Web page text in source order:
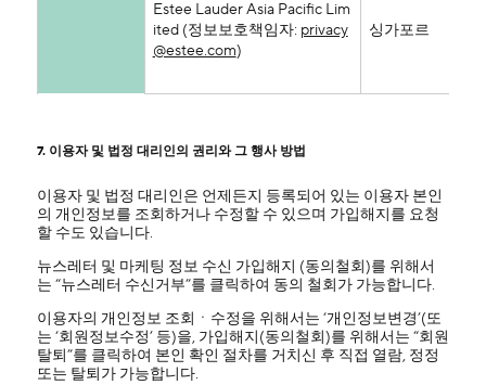
Estee Lauder Asia Pacific Lim
ited (정보보호책임자: privacy
@estee.com)
싱가포르
7. 이용자 및 법정 대리인의 권리와 그 행사 방법
이용자 및 법정 대리인은 언제든지 등록되어 있는 이용자 본인
의 개인정보를 조회하거나 수정할 수 있으며 가입해지를 요청
할 수도 있습니다.
뉴스레터 및 마케팅 정보 수신 가입해지 (동의철회)를 위해서
는 “뉴스레터 수신거부”를 클릭하여 동의 철회가 가능합니다.
이용자의 개인정보 조회ㆍ수정을 위해서는 ‘개인정보변경’(또
는 ‘회원정보수정’ 등)을, 가입해지(동의철회)를 위해서는 “회원
탈퇴”를 클릭하여 본인 확인 절차를 거치신 후 직접 열람, 정정
또는 탈퇴가 가능합니다.